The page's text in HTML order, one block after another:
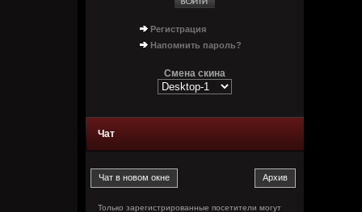
Регистрация
Напомнить пароль?
Смена скина
Чат
Только зарегистрированные посетители могут